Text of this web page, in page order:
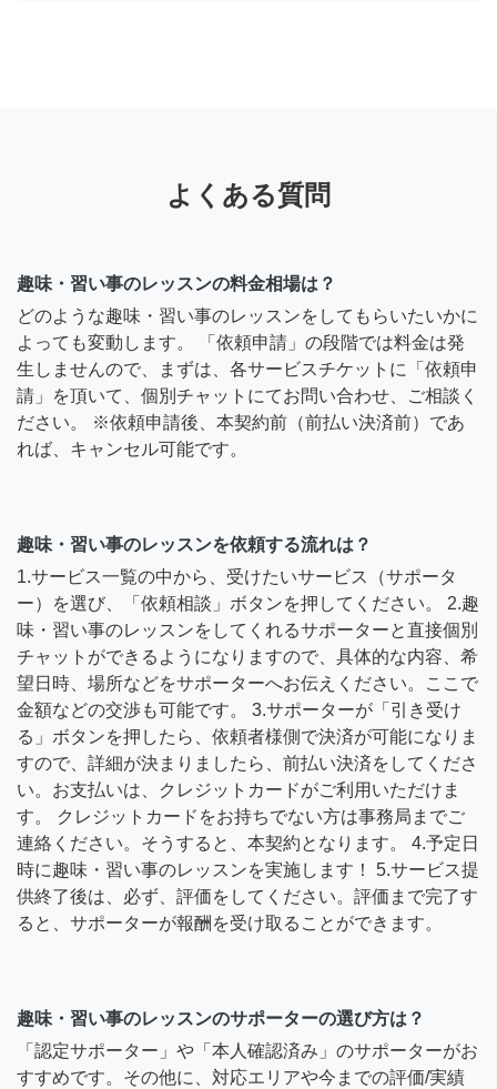
よくある質問
趣味・習い事のレッスンの料金相場は？
どのような趣味・習い事のレッスンをしてもらいたいかに
よっても変動します。 「依頼申請」の段階では料金は発
生しませんので、まずは、各サービスチケットに「依頼申
請」を頂いて、個別チャットにてお問い合わせ、ご相談く
ださい。 ※依頼申請後、本契約前（前払い決済前）であ
れば、キャンセル可能です。
趣味・習い事のレッスンを依頼する流れは？
1.サービス一覧の中から、受けたいサービス（サポータ
ー）を選び、「依頼相談」ボタンを押してください。 2.趣
味・習い事のレッスンをしてくれるサポーターと直接個別
チャットができるようになりますので、具体的な内容、希
望日時、場所などをサポーターへお伝えください。ここで
金額などの交渉も可能です。 3.サポーターが「引き受け
る」ボタンを押したら、依頼者様側で決済が可能になりま
すので、詳細が決まりましたら、前払い決済をしてくださ
い。お支払いは、クレジットカードがご利用いただけま
す。 クレジットカードをお持ちでない方は事務局までご
連絡ください。そうすると、本契約となります。 4.予定日
時に趣味・習い事のレッスンを実施します！ 5.サービス提
供終了後は、必ず、評価をしてください。評価まで完了す
ると、サポーターが報酬を受け取ることができます。
趣味・習い事のレッスンのサポーターの選び方は？
「認定サポーター」や「本人確認済み」のサポーターがお
すすめです。その他に、対応エリアや今までの評価/実績